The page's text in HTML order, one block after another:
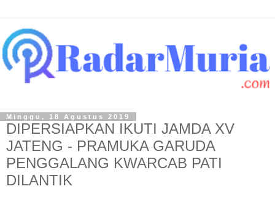
Minggu, 18 Agustus 2019
DIPERSIAPKAN IKUTI JAMDA XV
JATENG - PRAMUKA GARUDA
PENGGALANG KWARCAB PATI
DILANTIK